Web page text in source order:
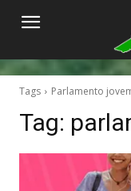
Tags Parlamento
Tag: